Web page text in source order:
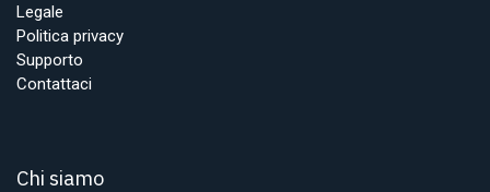
Legale
Politica privacy
Supporto
Contattaci
Chi siamo